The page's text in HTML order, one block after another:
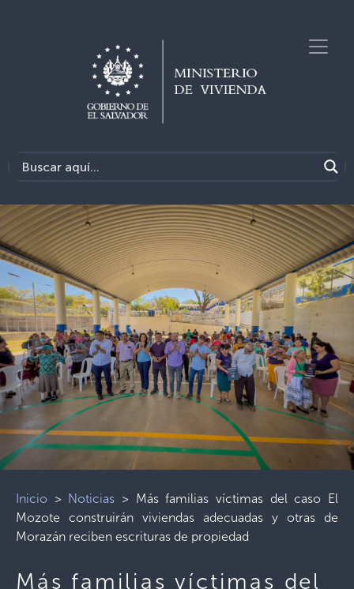
Inicio > Noticias > Más familias víctimas del caso El
Mozote construirán viviendas adecuadas y otras de
Morazán reciben escrituras de propiedad
Más familias víctimas del